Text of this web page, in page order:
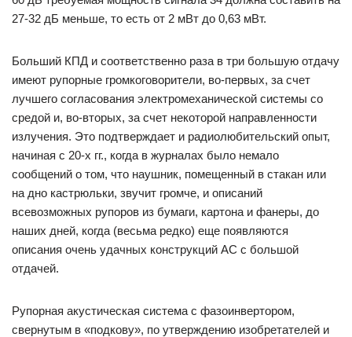
27-32 дБ меньше, то есть от 2 мВт до 0,63 мВт.
Больший КПД и соответственно раза в три большую отдачу
имеют рупорные громкоговорители, во-первых, за счет
лучшего согласования электромеханической системы со
средой и, во-вторых, за счет некоторой направленности
излучения. Это подтверждает и радиолюбительский опыт,
начиная с 20-х гг., когда в журналах было немало
сообщений о том, что наушник, помещенный в стакан или
на дно кастрюльки, звучит громче, и описаний
всевозможных рупоров из бумаги, картона и фанеры, до
наших дней, когда (весьма редко) еще появляются
описания очень удачных конструкций АС с большой
отдачей.
Рупорная акустическая система с фазоинвертором,
свернутым в «подкову», по утверждению изобретателей и